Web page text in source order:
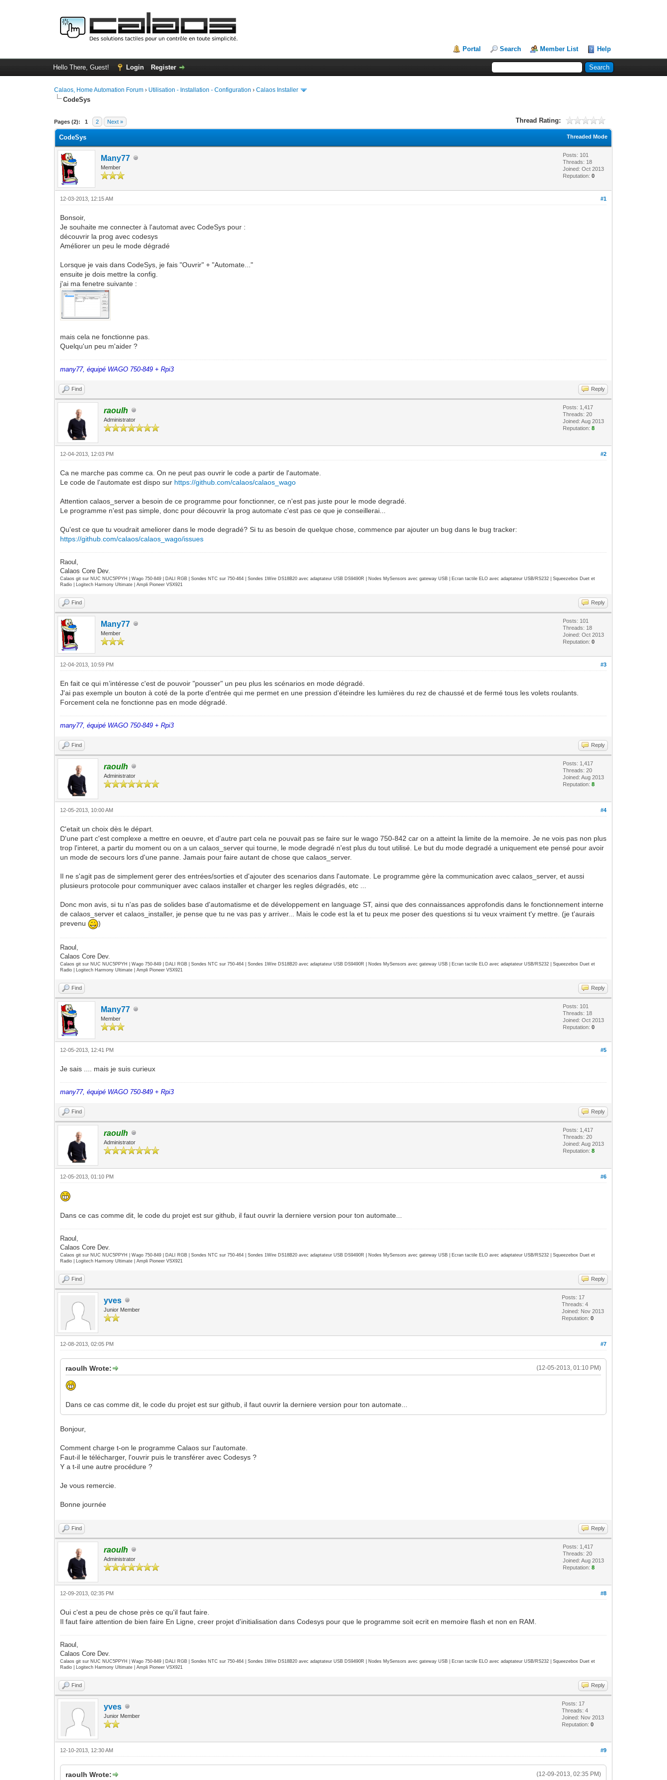
Portal Search Member List Help
Hello There, Guest! Login Register
Calaos, Home Automation Forum › Utilisation - Installation - Configuration ›Calaos Installer
CodeSys
Pages (2): 1 2 Next » Thread Rating:
0 Vote(s) - 0 Average
1
2
3
4
5
Threaded Mode
CodeSys
Many77
Member
Posts: 101
Threads: 18
Joined: Oct 2013
Reputation:0
#1
12-03-2013, 12:15 AM
Bonsoir,
Je souhaite me connecter à l'automat avec CodeSys pour :
découvrir la prog avec codesys
Améliorer un peu le mode dégradé
Lorsque je vais dans CodeSys, je fais "Ouvrir" + "Automate..."
ensuite je dois mettre la config.
j'ai ma fenetre suivante :
mais cela ne fonctionne pas.
Quelqu'un peu m'aider ?
many77, équipé WAGO 750-849 + Rpi3
Find Reply
raoulh
Administrator
Posts: 1,417
Threads: 20
Joined: Aug 2013
Reputation:8
#2
12-04-2013, 12:03 PM
Ca ne marche pas comme ca. On ne peut pas ouvrir le code a partir de l'automate.
Le code de l'automate est dispo sur https://github.com/calaos/calaos_wago
Attention calaos_server a besoin de ce programme pour fonctionner, ce n'est pas juste pour le mode degradé.
Le programme n'est pas simple, donc pour découvrir la prog automate c'est pas ce que je conseillerai...
Qu'est ce que tu voudrait ameliorer dans le mode degradé? Si tu as besoin de quelque chose, commence par ajouter un bug dans le bug tracker:
https://github.com/calaos/calaos_wago/issues
Raoul,
Calaos Core Dev.
Calaos git sur NUC NUC5PPYH | Wago 750-849 | DALI RGB | Sondes NTC sur 750-464 | Sondes 1Wire DS18B20 avec adaptateur USB DS9490R | Nodes MySensors avec gateway USB | Ecran tactile ELO avec adaptateur USB/RS232 | Squeezebox Duet et
Radio | Logitech Harmony Ultimate | Ampli Pioneer VSX921
Find Reply
Many77
Member
Posts: 101
Threads: 18
Joined: Oct 2013
Reputation:0
#3
12-04-2013, 10:59 PM
En fait ce qui m’intéresse c'est de pouvoir "pousser" un peu plus les scénarios en mode dégradé.
J'ai pas exemple un bouton à coté de la porte d'entrée qui me permet en une pression d'éteindre les lumières du rez de chaussé et de fermé tous les volets roulants.
Forcement cela ne fonctionne pas en mode dégradé.
many77, équipé WAGO 750-849 + Rpi3
Find Reply
raoulh
Administrator
Posts: 1,417
Threads: 20
Joined: Aug 2013
Reputation:8
#4
12-05-2013, 10:00 AM
C'etait un choix dès le départ.
D'une part c'est complexe a mettre en oeuvre, et d'autre part cela ne pouvait pas se faire sur le wago 750-842 car on a atteint la limite de la memoire. Je ne vois pas non plus
trop l'interet, a partir du moment ou on a un calaos_server qui tourne, le mode degradé n'est plus du tout utilisé. Le but du mode degradé a uniquement ete pensé pour avoir
un mode de secours lors d'une panne. Jamais pour faire autant de chose que calaos_server.
Il ne s'agit pas de simplement gerer des entrées/sorties et d'ajouter des scenarios dans l'automate. Le programme gère la communication avec calaos_server, et aussi
plusieurs protocole pour communiquer avec calaos installer et charger les regles dégradés, etc ...
Donc mon avis, si tu n'as pas de solides base d'automatisme et de développement en language ST, ainsi que des connaissances approfondis dans le fonctionnement interne
de calaos_server et calaos_installer, je pense que tu ne vas pas y arriver... Mais le code est la et tu peux me poser des questions si tu veux vraiment t'y mettre. (je t'aurais
prevenu
)
Raoul,
Calaos Core Dev.
Calaos git sur NUC NUC5PPYH | Wago 750-849 | DALI RGB | Sondes NTC sur 750-464 | Sondes 1Wire DS18B20 avec adaptateur USB DS9490R | Nodes MySensors avec gateway USB | Ecran tactile ELO avec adaptateur USB/RS232 | Squeezebox Duet et
Radio | Logitech Harmony Ultimate | Ampli Pioneer VSX921
Find Reply
Many77
Member
Posts: 101
Threads: 18
Joined: Oct 2013
Reputation:0
#5
12-05-2013, 12:41 PM
Je sais .... mais je suis curieux
many77, équipé WAGO 750-849 + Rpi3
Find Reply
raoulh
Administrator
Posts: 1,417
Threads: 20
Joined: Aug 2013
Reputation:8
#6
12-05-2013, 01:10 PM
Dans ce cas comme dit, le code du projet est sur github, il faut ouvrir la derniere version pour ton automate...
Raoul,
Calaos Core Dev.
Calaos git sur NUC NUC5PPYH | Wago 750-849 | DALI RGB | Sondes NTC sur 750-464 | Sondes 1Wire DS18B20 avec adaptateur USB DS9490R | Nodes MySensors avec gateway USB | Ecran tactile ELO avec adaptateur USB/RS232 | Squeezebox Duet et
Radio | Logitech Harmony Ultimate | Ampli Pioneer VSX921
Find Reply
yves
Junior Member
Posts: 17
Threads: 4
Joined: Nov 2013
Reputation:0
#7
12-08-2013, 02:05 PM
(12-05-2013, 01:10 PM)
raoulh Wrote:
Dans ce cas comme dit, le code du projet est sur github, il faut ouvrir la derniere version pour ton automate...
Bonjour,
Comment charge t-on le programme Calaos sur l'automate.
Faut-il le télécharger, l'ouvrir puis le transférer avec Codesys ?
Y a t-il une autre procédure ?
Je vous remercie.
Bonne journée
Find Reply
raoulh
Administrator
Posts: 1,417
Threads: 20
Joined: Aug 2013
Reputation:8
#8
12-09-2013, 02:35 PM
Oui c'est a peu de chose près ce qu'il faut faire.
Il faut faire attention de bien faire En Ligne, creer projet d'initialisation dans Codesys pour que le programme soit ecrit en memoire flash et non en RAM.
Raoul,
Calaos Core Dev.
Calaos git sur NUC NUC5PPYH | Wago 750-849 | DALI RGB | Sondes NTC sur 750-464 | Sondes 1Wire DS18B20 avec adaptateur USB DS9490R | Nodes MySensors avec gateway USB | Ecran tactile ELO avec adaptateur USB/RS232 | Squeezebox Duet et
Radio | Logitech Harmony Ultimate | Ampli Pioneer VSX921
Find Reply
yves
Junior Member
Posts: 17
Threads: 4
Joined: Nov 2013
Reputation:0
#9
12-10-2013, 12:30 AM
(12-09-2013, 02:35 PM)
raoulh Wrote: